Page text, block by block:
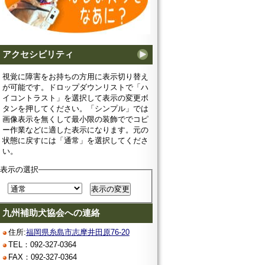
アクセシビリティ
視覚に障害をお持ちの方用に表示切り替え
が可能です。ドロップダウンリストで「ハ
イコントラスト」を選択して表示の変更ボ
タンを押してください。「シンプル」では
画像表示を無くして最小限の装飾ででコピ
ー作業などに適した表示になります。元の
状態に戻すには「通常」を選択してくださ
い。
表示の選択
九州補助犬協会への連絡
住所:福岡県糸島市志摩井田原76-20
TEL：092-327-0364
FAX：092-327-0364